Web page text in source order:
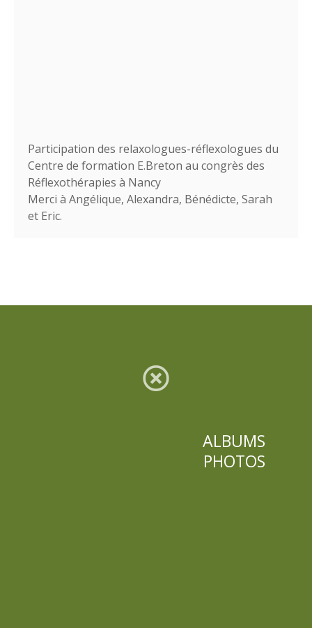
Participation des relaxologues-réflexologues du
Centre de formation E.Breton au congrès des
Réflexothérapies à Nancy
Merci à Angélique, Alexandra, Bénédicte, Sarah
et Eric.
ALBUMS
PHOTOS